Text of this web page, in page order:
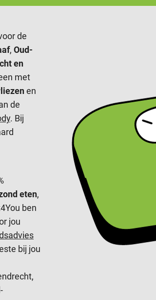
de
, Oud-
en
met
en
de
. Bij
eten,
ben
jou
bij jou